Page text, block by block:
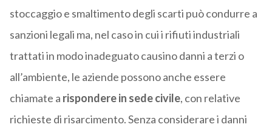
stoccaggio e smaltimento degli scarti può condurre a
sanzioni legali ma, nel caso in cui i rifiuti industriali
trattati in modo inadeguato causino danni a terzi o
all’ambiente, le aziende possono anche essere
chiamate a rispondere in sede civile, con relative
richieste di risarcimento. Senza considerare i danni